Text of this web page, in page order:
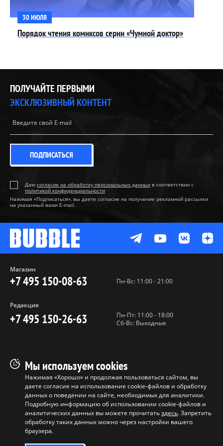
30 ИЮЛЯ
Порядок чтения комиксов серии «Чумной доктор»
ПОЛУЧАЙТЕ ПЕРВЫМИ
ЭКСКЛЮЗИВНЫЙ КОНТЕНТ
ПОДПИСАТЬСЯ
Даю согласие на обработку персональных данных в соответствии с
политикой конфиденциальности
Нажимая «Подписаться», вы даете согласие на получение рекламной рассылки
на указанный вами E-mail.
Магазин
+7 495 150-08-63 Пн-Вс: 11:00 - 21:00
Редакция
+7 495 150-26-63
Пн-Пт: 11:00 - 18:00
Сб-Вс: Выходные
Пользовательское соглашение
Политика конфиденциальности
Программа лояльности
Условия продажи продукции
Копирование материалов без
разрешения запрещено ©
ООО "БАБЛ", 2017-2026
Мы используем cookies
Нажимая «Хорошо» и продолжая пользоваться сайтом, вы
даете согласие на использование cookie-файлов и обработку
данных о поведении на сайте, необходимых для аналитики.
Подробную информацию об использовании cookie-файлов и
аналитических данных вы можете прочитатьздесь. Запретить
обработку таких данных можно через настройки вашего
браузера.